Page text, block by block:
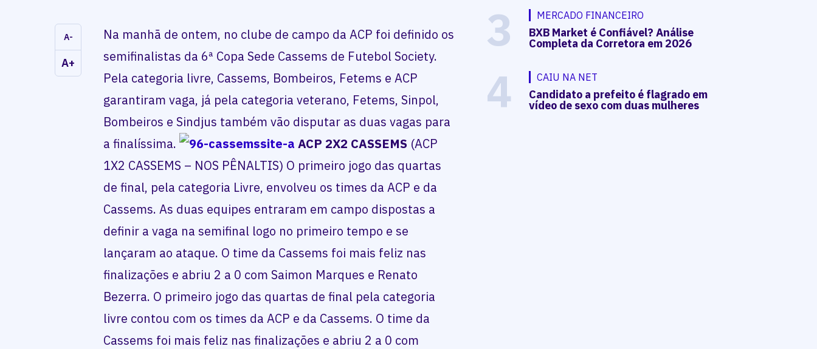
A-
A+
Na manhã de ontem, no clube de campo da ACP foi definido os
semifinalistas da 6ª Copa Sede Cassems de Futebol Society.
Pela categoria livre, Cassems, Bombeiros, Fetems e ACP
garantiram vaga, já pela categoria veterano, Fetems, Sinpol,
Bombeiros e Sindjus também vão disputar as duas vagas para
a finalíssima.
ACP 2X2 CASSEMS (ACP
1X2 CASSEMS – NOS PÊNALTIS) O primeiro jogo das quartas
de final, pela categoria Livre, envolveu os times da ACP e da
Cassems. As duas equipes entraram em campo dispostas a
definir a vaga na semifinal logo no primeiro tempo e se
lançaram ao ataque. O time da Cassems foi mais feliz nas
finalizações e abriu 2 a 0 com Saimon Marques e Renato
Bezerra. O primeiro jogo das quartas de final pela categoria
livre contou com os times da ACP e da Cassems. O time da
Cassems foi mais feliz nas finalizações e abriu 2 a 0 com
3 MERCADO FINANCEIRO
BXB Market é Confiável? Análise
Completa da Corretora em 2026
4 CAIU NA NET
Candidato a prefeito é flagrado em
vídeo de sexo com duas mulheres